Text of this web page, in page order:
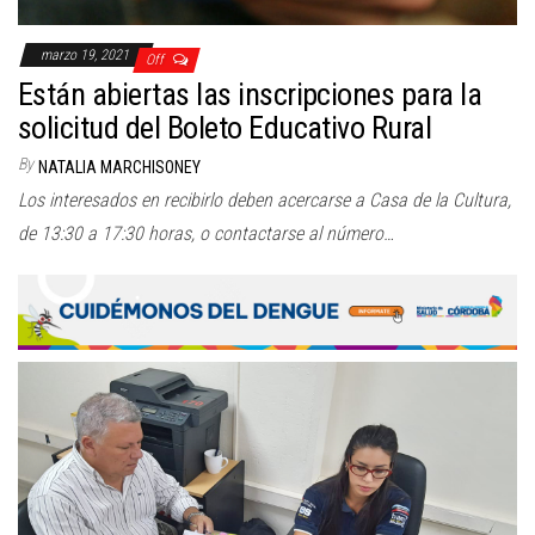
marzo 19, 2021 Off
Están abiertas las inscripciones para la
solicitud del Boleto Educativo Rural
By NATALIA MARCHISONEY
Los interesados en recibirlo deben acercarse a Casa de la Cultura,
de 13:30 a 17:30 horas, o contactarse al número…